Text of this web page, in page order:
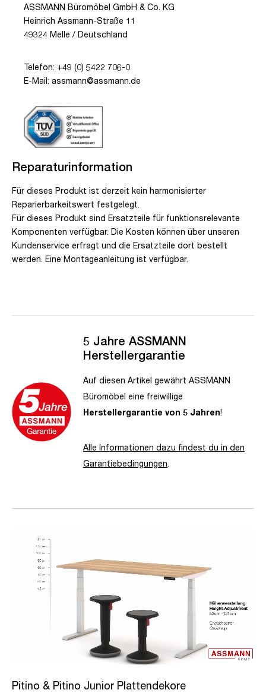
ASSMANN Büromöbel GmbH & Co. KG
Heinrich Assmann-Straße 11
49324 Melle / Deutschland
Telefon: +49 (0) 5422 706-0
E-Mail: assmann@assmann.de
Reparaturinformation
Für dieses Produkt ist derzeit kein harmonisierter
Reparierbarkeitswert festgelegt.
Für dieses Produkt sind Ersatzteile für funktionsrelevante
Komponenten verfügbar. Die Kosten können über unseren
Kundenservice erfragt und die Ersatzteile dort bestellt
werden. Eine Montageanleitung ist verfügbar.
5 Jahre ASSMANN
Herstellergarantie
Auf diesen Artikel gewährt ASSMANN
Büromöbel eine freiwillige
Herstellergarantie von 5 Jahren!
Alle Informationen dazu findest du in den
Garantiebedingungen.
Pitino & Pitino Junior Plattendekore